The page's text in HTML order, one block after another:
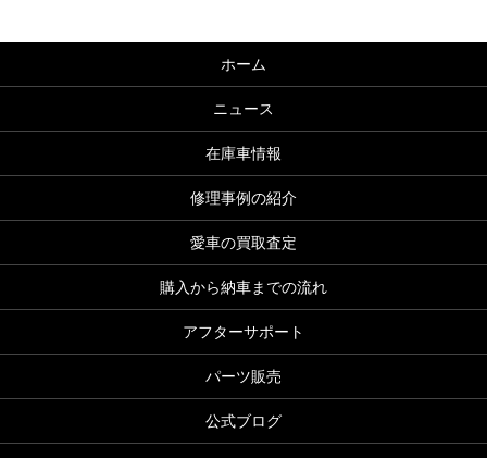
ホーム
ニュース
在庫車情報
修理事例の紹介
愛車の買取査定
購入から納車までの流れ
アフターサポート
パーツ販売
公式ブログ